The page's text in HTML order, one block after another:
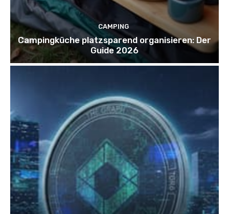
CAMPING
Campingküche platzsparend organisieren: Der
Guide 2026